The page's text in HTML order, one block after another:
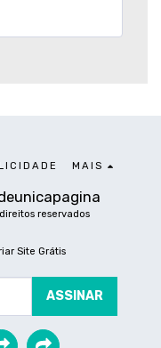
reservados
Site Grátis
MAIS
ASSINAR